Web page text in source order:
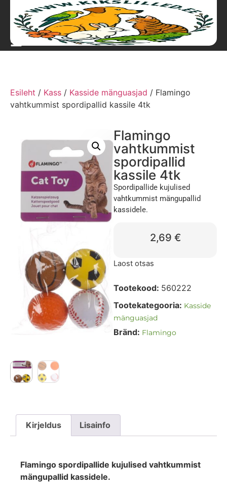
Esileht / Kass / Kasside mänguasjad / Flamingo
vahtkummist spordipallid kassile 4tk
Flamingo
vahtkummist
spordipallid
kassile 4tk
Spordipallide kujulised
vahtkummist mängupallid
kassidele.
2,69 €
Laost otsas
Tootekood: 560222
Tootekategooria: Kasside
mänguasjad
Bränd: Flamingo
Kirjeldus Lisainfo
Flamingo spordipallide kujulised vahtkummist
mängupallid kassidele.